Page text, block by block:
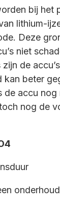
bij het
lithium-
Deze
niet
de
kan beter
de accu
nog de
onderhoud